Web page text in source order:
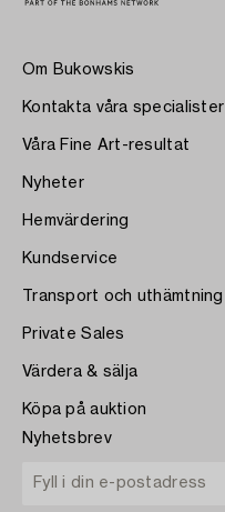
Om Bukowskis
Kontakta våra specialister
Våra Fine Art-resultat
Nyheter
Hemvärdering
Kundservice
Transport och uthämtning
Private Sales
Värdera & sälja
Köpa på auktion
Nyhetsbrev